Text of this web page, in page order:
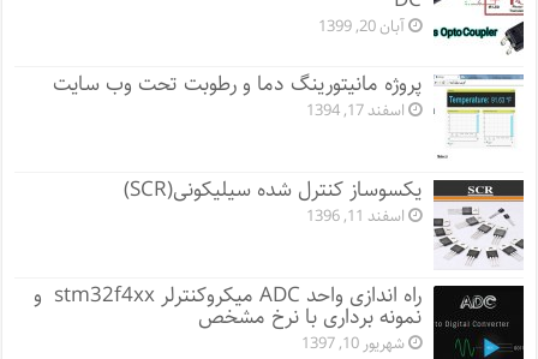
آبان 20, 1399
پروژه مانيتورينگ دما و رطوبت تحت وب سایت
اسفند 17, 1394
یکسوساز کنترل شده سیلیکونی(SCR)
اسفند 11, 1396
راه اندازی واحد ADC میکروکنترلر stm32f4xx و
نمونه برداری با نرخ مشخص
شهریور 10, 1397